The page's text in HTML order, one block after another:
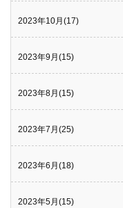
2023年10月(17)
2023年9月(15)
2023年8月(15)
2023年7月(25)
2023年6月(18)
2023年5月(15)